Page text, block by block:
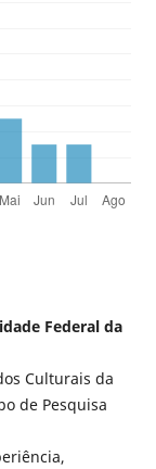
Federal da
Culturais da
de Pesquisa